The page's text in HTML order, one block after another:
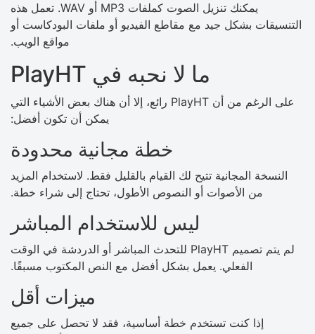
يمكنك تنزيل الصوت كملفات MP3 أو WAV. تعمل هذه
التنسيقات بشكل جيد مع مقاطع الفيديو أو ملفات البودكاست أو
مواقع الويب.
ما لا نحبه في PlayHT
على الرغم من أن PlayHT رائع، إلا أن هناك بعض الأشياء التي
يمكن أن تكون أفضل:
خطة مجانية محدودة
النسخة المجانية تتيح لك القيام بالقليل فقط. لاستخدام المزيد
من الأصوات أو النصوص الأطول، تحتاج إلى شراء خطة.
ليس للاستخدام المباشر
لم يتم تصميم PlayHT للتحدث المباشر أو الدردشة في الوقت
الفعلي. يعمل بشكل أفضل مع النص المكتوب مسبقًا.
ميزات أقل
إذا كنت تستخدم خطة أساسية، فقد لا تحصل على جميع